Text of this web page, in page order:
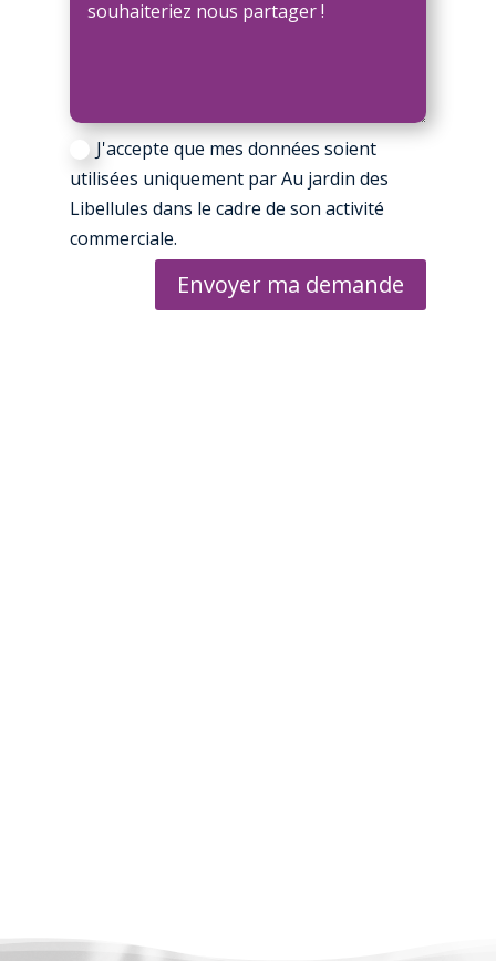
J'accepte que mes données soient
utilisées uniquement par Au jardin des
Libellules dans le cadre de son activité
commerciale.
Envoyer ma demande